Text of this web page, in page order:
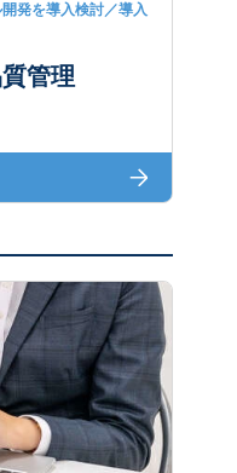
発を導入検討／導入
管理